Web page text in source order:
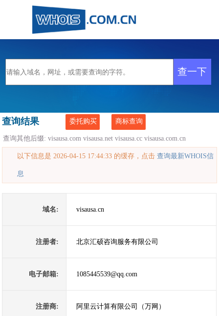
查询结果 委托购买 商标查询
查询其他后缀:visausa.com visausa.net visausa.cc visausa.com.cn
以下信息是 2026-04-15 17:44:33 的缓存，点击查询最新WHOIS信
息
域名: visausa.cn
注册者: 北京汇硕咨询服务有限公司
电子邮箱: 1085445539@qq.com
注册商: 阿里云计算有限公司（万网）